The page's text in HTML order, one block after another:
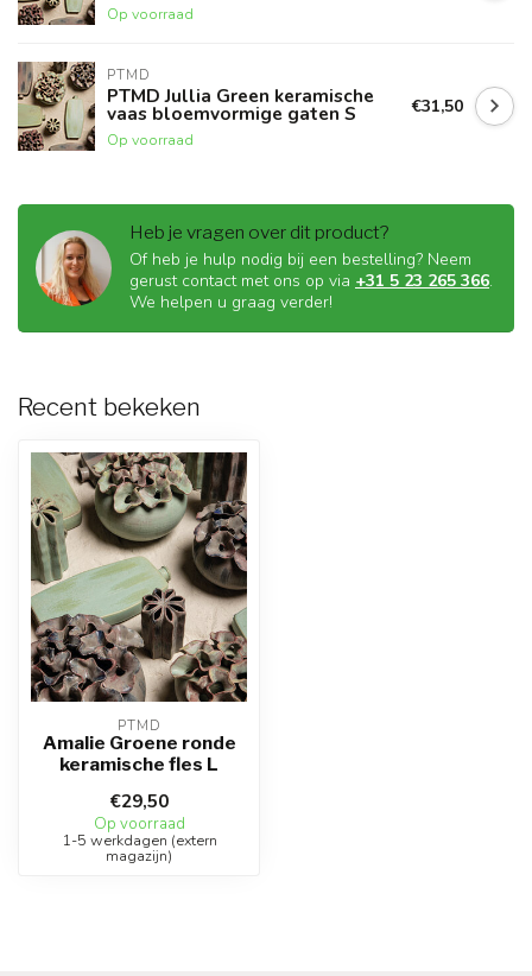
Op voorraad
PTMD
PTMD Jullia Green keramische
vaas bloemvormige gaten S
Op voorraad
€31,50
Heb je vragen over dit product?
Of heb je hulp nodig bij een bestelling? Neem
gerust contact met ons op via +31 5 23 265 366.
We helpen u graag verder!
Recent bekeken
PTMD
Amalie Groene ronde
keramische fles L
€29,50
Op voorraad
1-5 werkdagen (extern
magazijn)